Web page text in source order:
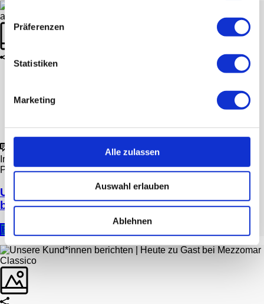
Präferenzen
Statistiken
Marketing
Alle zulassen
Auswahl erlauben
Ablehnen
In
Posted 9. Juli 2020
Unsere Kund*innen berichten | Heute zu Gast
bei Scandic am Frankfurter Museumsufer
READ MORE